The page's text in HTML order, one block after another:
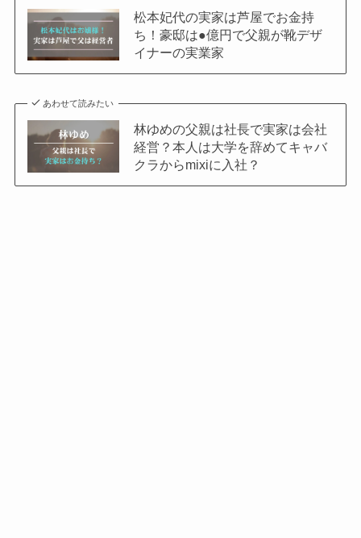
松本妃代の実家は芦屋でお金持
ち！豪邸は●億円で父親が靴デザ
イナーの実業家
あわせて読みたい
林ゆめの父親は社長で実家は会社
経営？本人は大学を辞めてキャバ
クラからmixiに入社？